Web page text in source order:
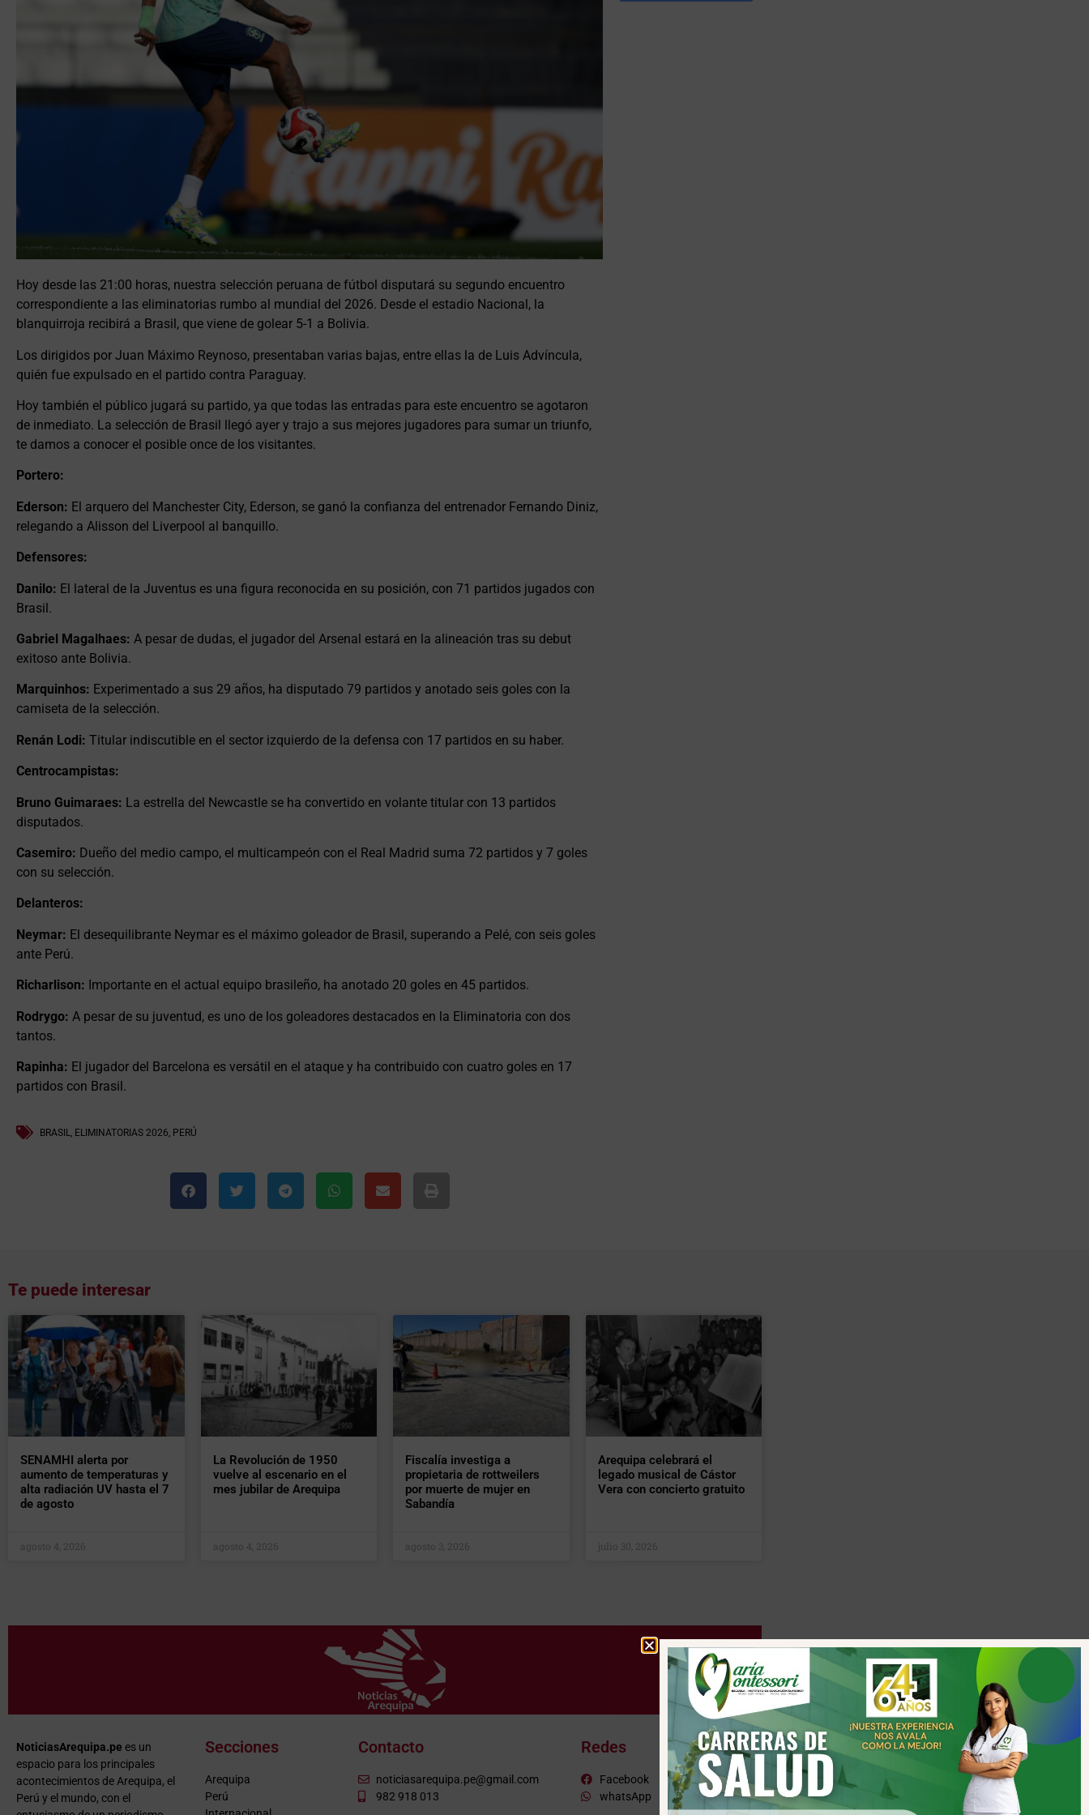
Hoy desde las 21:00 horas, nuestra selección peruana de fútbol disputará su segundo encuentro
correspondiente a las eliminatorias rumbo al mundial del 2026. Desde el estadio Nacional, la
blanquirroja recibirá a Brasil, que viene de golear 5-1 a Bolivia.
Los dirigidos por Juan Máximo Reynoso, presentaban varias bajas, entre ellas la de Luis Advíncula,
quién fue expulsado en el partido contra Paraguay.
Hoy también el público jugará su partido, ya que todas las entradas para este encuentro se agotaron
de inmediato. La selección de Brasil llegó ayer y trajo a sus mejores jugadores para sumar un triunfo,
te damos a conocer el posible once de los visitantes.
Portero:
Ederson: El arquero del Manchester City, Ederson, se ganó la confianza del entrenador Fernando Diniz,
relegando a Alisson del Liverpool al banquillo.
Defensores:
Danilo: El lateral de la Juventus es una figura reconocida en su posición, con 71 partidos jugados con
Brasil.
Gabriel Magalhaes: A pesar de dudas, el jugador del Arsenal estará en la alineación tras su debut
exitoso ante Bolivia.
Marquinhos: Experimentado a sus 29 años, ha disputado 79 partidos y anotado seis goles con la
camiseta de la selección.
Renán Lodi: Titular indiscutible en el sector izquierdo de la defensa con 17 partidos en su haber.
Centrocampistas:
Bruno Guimaraes: La estrella del Newcastle se ha convertido en volante titular con 13 partidos
disputados.
Casemiro: Dueño del medio campo, el multicampeón con el Real Madrid suma 72 partidos y 7 goles
con su selección.
Delanteros:
Neymar: El desequilibrante Neymar es el máximo goleador de Brasil, superando a Pelé, con seis goles
ante Perú.
Richarlison: Importante en el actual equipo brasileño, ha anotado 20 goles en 45 partidos.
Rodrygo: A pesar de su juventud, es uno de los goleadores destacados en la Eliminatoria con dos
tantos.
Rapinha: El jugador del Barcelona es versátil en el ataque y ha contribuido con cuatro goles en 17
partidos con Brasil.
BRASIL, ELIMINATORIAS 2026, PERÚ
Te puede interesar
SENAMHI alerta por
aumento de temperaturas y
alta radiación UV hasta el 7
de agosto
agosto 4, 2026
La Revolución de 1950
vuelve al escenario en el
mes jubilar de Arequipa
agosto 4, 2026
Fiscalía investiga a
propietaria de rottweilers
por muerte de mujer en
Sabandía
agosto 3, 2026
Arequipa celebrará el
legado musical de Cástor
Vera con concierto gratuito
julio 30, 2026
NoticiasArequipa.pe es un
espacio para los principales
acontecimientos de Arequipa, el
Perú y el mundo, con el
Secciones
Arequipa
Perú
Contacto
noticiasarequipa.pe@gmail.com
982 918 013
Redes
Facebook
whatsApp